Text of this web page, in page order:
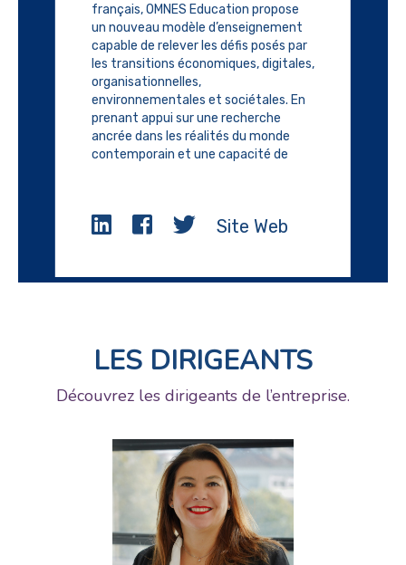
français, OMNES Education propose
un nouveau modèle d’enseignement
capable de relever les défis posés par
les transitions économiques, digitales,
organisationnelles,
environnementales et sociétales. En
prenant appui sur une recherche
ancrée dans les réalités du monde
contemporain et une capacité de
équipes, animées par la même passion
d’apprentissage et des parcours
toutes les réussites.
Site Web
LES DIRIGEANTS
Découvrez les dirigeants de l’entreprise.